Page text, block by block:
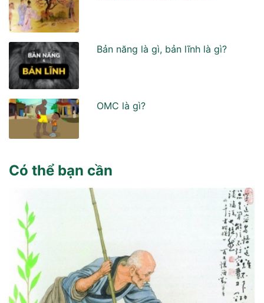
Bản năng là gì, bản lĩnh là gì?
OMC là gì?
Có thể bạn cần